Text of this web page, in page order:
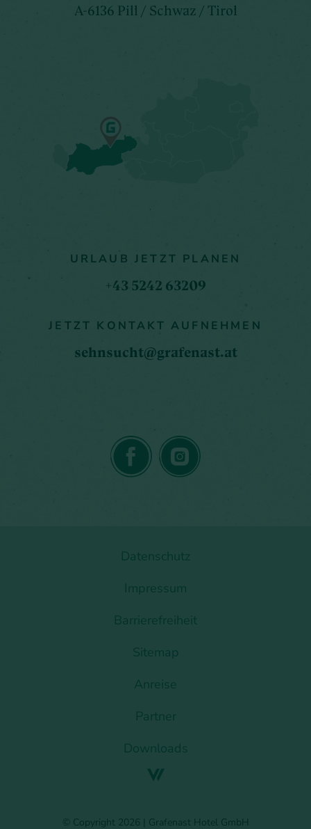
A-6136 Pill / Schwaz / Tirol
URLAUB JETZT PLANEN
+43 5242 63209
JETZT KONTAKT AUFNEHMEN
sehnsucht@grafenast.at
© Copyright 2026 | Grafenast Hotel GmbH
Datenschutz
Impressum
Barrierefreiheit
Sitemap
Anreise
Partner
Downloads